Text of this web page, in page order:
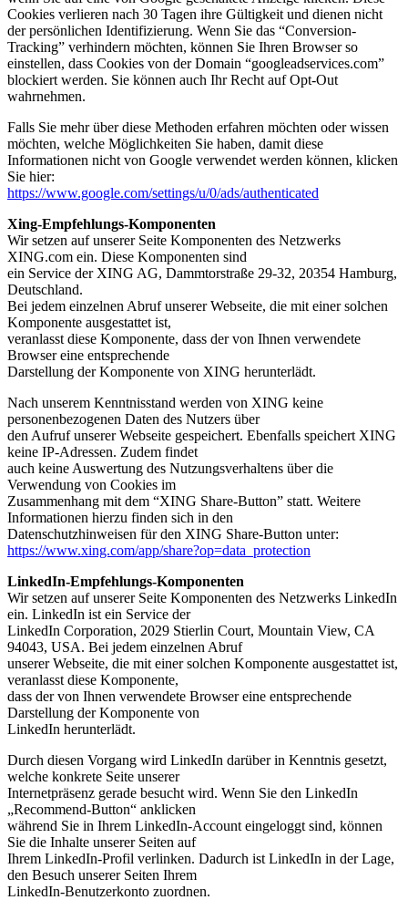
Cookies verlieren nach 30 Tagen ihre Gültigkeit und dienen nicht
der persönlichen Identifizierung. Wenn Sie das “Conversion-
Tracking” verhindern möchten, können Sie Ihren Browser so
einstellen, dass Cookies von der Domain “googleadservices.com”
blockiert werden. Sie können auch Ihr Recht auf Opt-Out
wahrnehmen.
Falls Sie mehr über diese Methoden erfahren möchten oder wissen
möchten, welche Möglichkeiten Sie haben, damit diese
Informationen nicht von Google verwendet werden können, klicken
Sie hier:
https://www.google.com/settings/u/0/ads/authenticated
Xing-Empfehlungs-Komponenten
Wir setzen auf unserer Seite Komponenten des Netzwerks
XING.com ein. Diese Komponenten sind
ein Service der XING AG, Dammtorstraße 29-32, 20354 Hamburg,
Deutschland.
Bei jedem einzelnen Abruf unserer Webseite, die mit einer solchen
Komponente ausgestattet ist,
veranlasst diese Komponente, dass der von Ihnen verwendete
Browser eine entsprechende
Darstellung der Komponente von XING herunterlädt.
Nach unserem Kenntnisstand werden von XING keine
personenbezogenen Daten des Nutzers über
den Aufruf unserer Webseite gespeichert. Ebenfalls speichert XING
keine IP-Adressen. Zudem findet
auch keine Auswertung des Nutzungsverhaltens über die
Verwendung von Cookies im
Zusammenhang mit dem “XING Share-Button” statt. Weitere
Informationen hierzu finden sich in den
Datenschutzhinweisen für den XING Share-Button unter:
https://www.xing.com/app/share?op=data_protection
LinkedIn-Empfehlungs-Komponenten
Wir setzen auf unserer Seite Komponenten des Netzwerks LinkedIn
ein. LinkedIn ist ein Service der
LinkedIn Corporation, 2029 Stierlin Court, Mountain View, CA
94043, USA. Bei jedem einzelnen Abruf
unserer Webseite, die mit einer solchen Komponente ausgestattet ist,
veranlasst diese Komponente,
dass der von Ihnen verwendete Browser eine entsprechende
Darstellung der Komponente von
LinkedIn herunterlädt.
Durch diesen Vorgang wird LinkedIn darüber in Kenntnis gesetzt,
welche konkrete Seite unserer
Internetpräsenz gerade besucht wird. Wenn Sie den LinkedIn
„Recommend-Button“ anklicken
während Sie in Ihrem LinkedIn-Account eingeloggt sind, können
Sie die Inhalte unserer Seiten auf
Ihrem LinkedIn-Profil verlinken. Dadurch ist LinkedIn in der Lage,
den Besuch unserer Seiten Ihrem
LinkedIn-Benutzerkonto zuordnen.